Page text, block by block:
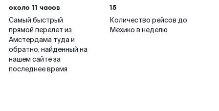
около 11 часов
Самый быстрый
прямой перелет из
Амстердама туда и
обратно, найденный на
нашем сайте за
последнее время
15
Количество рейсов до
Мехико в неделю